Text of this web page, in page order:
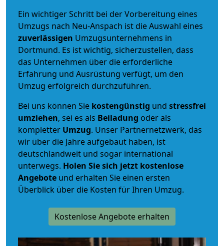
Ein wichtiger Schritt bei der Vorbereitung eines
Umzugs nach Neu-Anspach ist die Auswahl eines
zuverlässigen Umzugsunternehmens in
Dortmund. Es ist wichtig, sicherzustellen, dass
das Unternehmen über die erforderliche
Erfahrung und Ausrüstung verfügt, um den
Umzug erfolgreich durchzuführen.
Bei uns können Sie kostengünstig und stressfrei
umziehen, sei es als Beiladung oder als
kompletter Umzug. Unser Partnernetzwerk, das
wir über die Jahre aufgebaut haben, ist
deutschlandweit und sogar international
unterwegs. Holen Sie sich jetzt kostenlose
Angebote und erhalten Sie einen ersten
Überblick über die Kosten für Ihren Umzug.
Kostenlose Angebote erhalten